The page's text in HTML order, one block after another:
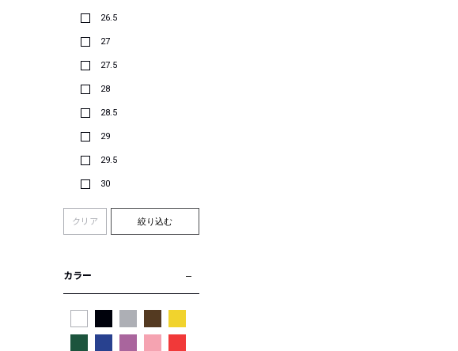
26.5
27
27.5
28
28.5
29
29.5
30
クリア 絞り込む
カラー